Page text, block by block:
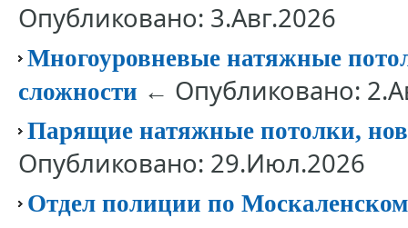
Опубликовано: 3.Авг.2026
Многоуровневые натяжные
сложности ← Опубликовано:
Парящие натяжные потолки,
Опубликовано: 29.Июл.2026
Отдел полиции по